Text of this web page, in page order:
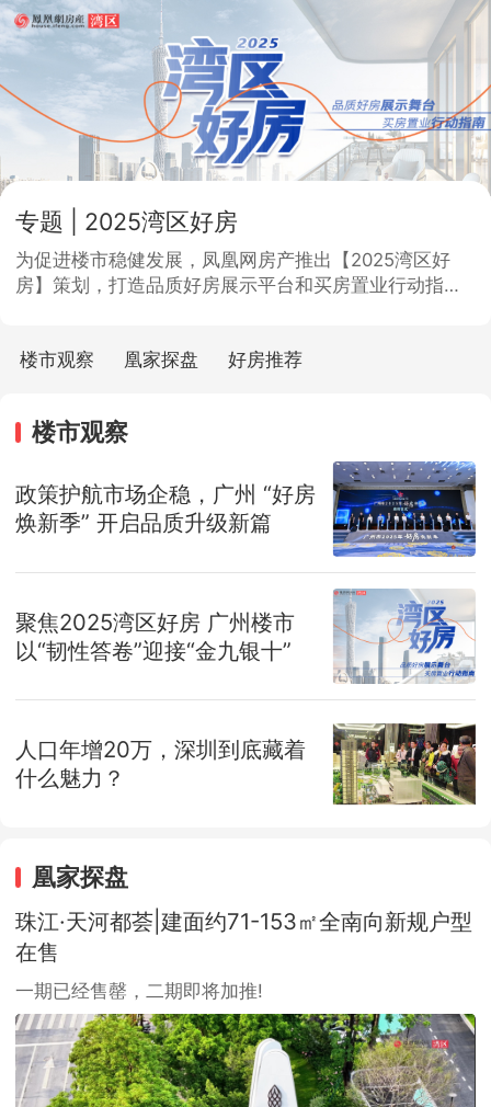
专题 | 2025湾区好房
为促进楼市稳健发展，凤凰网房产推出【2025湾区好
房】策划，打造品质好房展示平台和买房置业行动指
楼市观察 凰家探盘 好房推荐
楼市观察
政策护航市场企稳，广州 “好房
焕新季” 开启品质升级新篇
聚焦2025湾区好房 广州楼市
以“韧性答卷”迎接“金九银十”
人口年增20万，深圳到底藏着
什么魅力？
凰家探盘
珠江·天河都荟|建面约71-153㎡全南向新规户型
在售
一期已经售罄，二期即将加推!